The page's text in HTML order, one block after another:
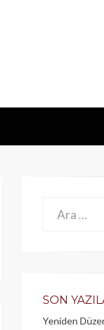
Ara:
SON
Yeniden